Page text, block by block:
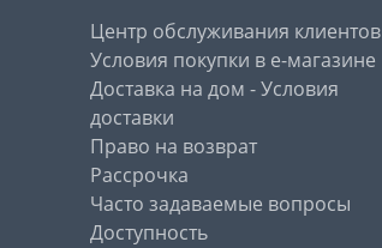
Центр обслуживания клиентов
Условия покупки в е-магазине
Доставка на дом - Условия
доставки
Право на возврат
Рассрочка
Часто задаваемые вопросы
Доступность